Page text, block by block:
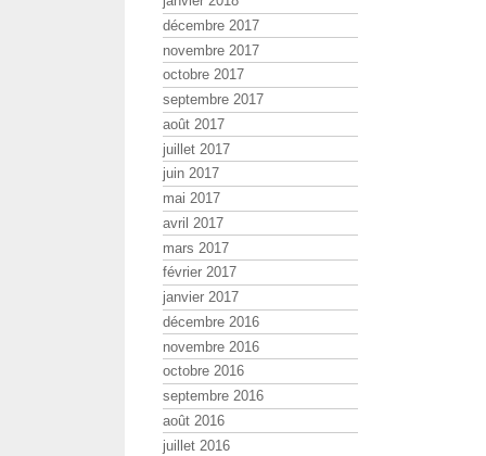
décembre 2017
novembre 2017
octobre 2017
septembre 2017
août 2017
juillet 2017
juin 2017
mai 2017
avril 2017
mars 2017
février 2017
janvier 2017
décembre 2016
novembre 2016
octobre 2016
septembre 2016
août 2016
juillet 2016